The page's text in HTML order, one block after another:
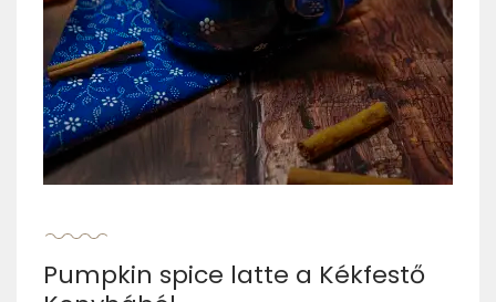
Pumpkin spice latte a Kékfestő